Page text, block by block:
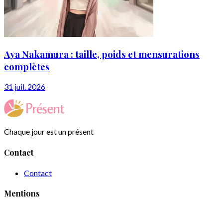
Aya Nakamura : taille, poids et mensurations
complètes
31 juil. 2026
Chaque jour est un présent
Contact
Contact
Mentions